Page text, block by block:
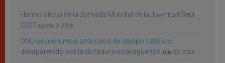
Himno oficial de la Jornada Mundial de la Juventud Seúl
2027 agosto 3, 2026
ONU se pronuncia ante caso de obispo católico
desaparecido por la dictadura nicaragüense julio 25, 2026